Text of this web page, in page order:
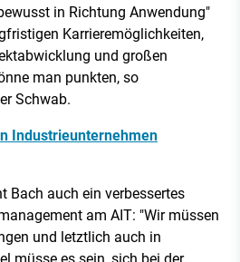
in Richtung Anwendung"
Karrieremöglichkeiten,
und großen
man punkten, so
Schwab.
Industrieunternehmen
Bach auch ein verbessertes
am AIT: "Wir müssen
und letztlich auch in
müsse es sein, sich bei der